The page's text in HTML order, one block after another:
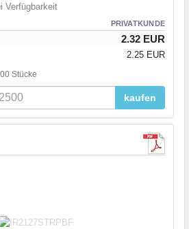
Verfügbarkeit
PRIVATKUNDE
2.32 EUR
2.25 EUR
Stücke
kaufen